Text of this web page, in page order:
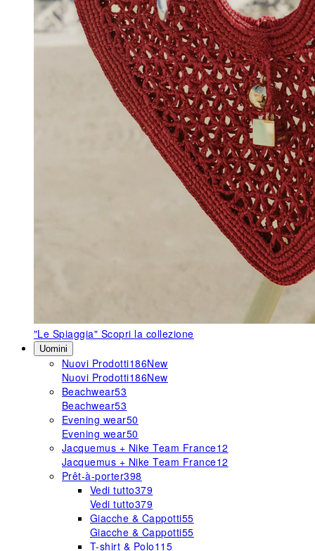
"Le Spiaggia" Scopri la collezione
Uomini
Nuovi Prodotti186New
Nuovi Prodotti186New
Beachwear53
Beachwear53
Evening wear50
Evening wear50
Jacquemus + Nike Team France12
Jacquemus + Nike Team France12
Prêt-à-porter398
Vedi tutto379
Vedi tutto379
Giacche & Cappotti55
Giacche & Cappotti55
T-shirt & Polo115